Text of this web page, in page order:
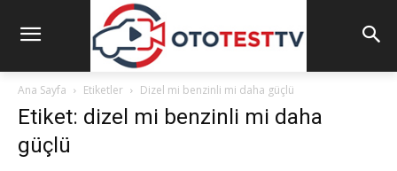
Ana Sayfa Etiketler Dizel mi benzinli mi daha güçlü
Etiket: dizel mi benzinli mi daha
güçlü